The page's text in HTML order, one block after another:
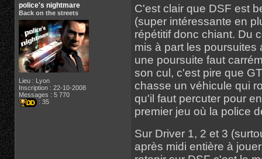
police's nightmare
Back on the streets
Lieu : Lyon
Inscription : 22-10-2008
Messages : 5 770
: 35
C'est clair que DSF est
(super intéressante en
répétitif donc chiant. Du
mis à part les
une poursuite faut
son cul, c'est pire que
chasse un véhicule qui
qu'il faut percuter pour
premier jeu où la police
Sur Driver 1, 2 et 3
après midi entière à